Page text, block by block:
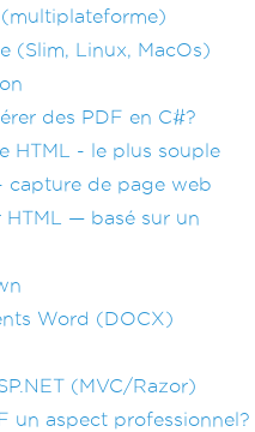
(Slim, Linux, MacOs)
des PDF en C#?
HTML - le plus souple
capture de page web
— basé sur un
Word (DOCX)
(MVC/Razor)
un aspect professionnel?